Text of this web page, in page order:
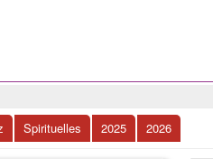
Spirituelles 2025 2026